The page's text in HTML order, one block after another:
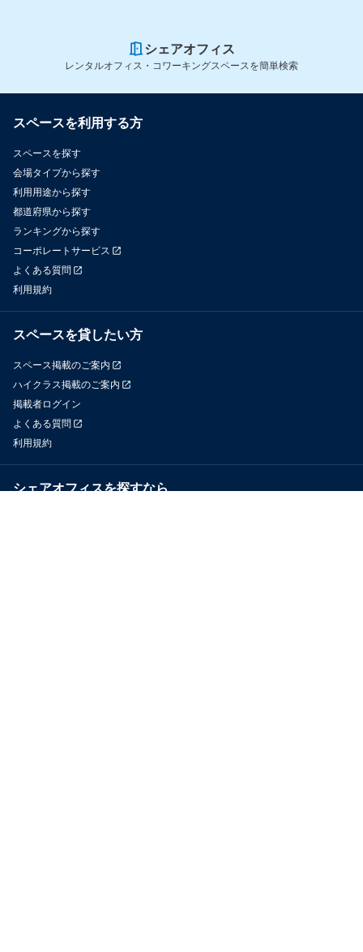
シェアオフィス
レンタルオフィス・コワーキングスペースを簡単検索
スペースを利用する方
スペースを探す
会場タイプから探す
利用用途から探す
都道府県から探す
ランキングから探す
コーポレートサービス
よくある質問
利用規約
スペースを貸したい方
スペース掲載のご案内
ハイクラス掲載のご案内
掲載者ログイン
よくある質問
利用規約
シェアオフィスを探すなら